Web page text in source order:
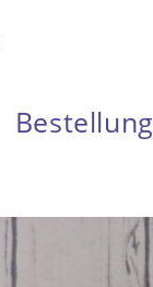
Bestellung